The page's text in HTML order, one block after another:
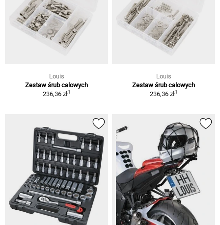
Louis
Zestaw śrub calowych
236,36 zł1
Louis
Zestaw śrub calowych
236,36 zł1